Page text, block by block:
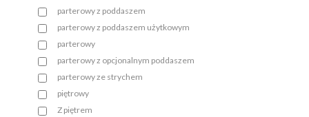
parterowy z poddaszem
parterowy z poddaszem użytkowym
parterowy
parterowy z opcjonalnym poddaszem
parterowy ze strychem
piętrowy
Z piętrem